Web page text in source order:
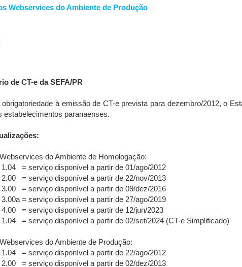
Webservices do Ambiente de Produção
de CT-e da SEFA/PR
à emissão de CT-e prevista para dezembro/2012, o
estabelecimentos paranaenses.
do Ambiente de Homologação:
serviço disponível a partir de 01/ago/2012
serviço disponível a partir de 22/nov/2013
serviço disponível a partir de 09/dez/2016
= serviço disponível a partir de 27/ago/2019
serviço disponível a partir de 12/jun/2023
serviço disponível a partir de 02/set/2024 (CT-e Simplificado)
do Ambiente de Produção:
serviço disponível a partir de 22/ago/2012
serviço disponível a partir de 02/dez/2013